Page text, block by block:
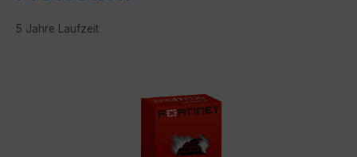
5 Jahre Laufzeit